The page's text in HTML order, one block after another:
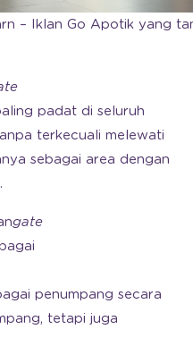
– Iklan Go Apotik yang
padat di seluruh
terkecuali melewati
sebagai area dengan
gate
penumpang secara
tetapi juga